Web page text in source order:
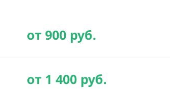
от 900 руб.
от 1 400 руб.